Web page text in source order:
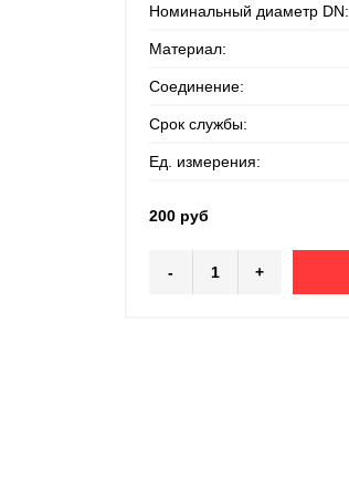
Номинальный диаметр DN:
Материал:
Соединение:
Срок службы:
Ед. измерения:
200 руб
- +